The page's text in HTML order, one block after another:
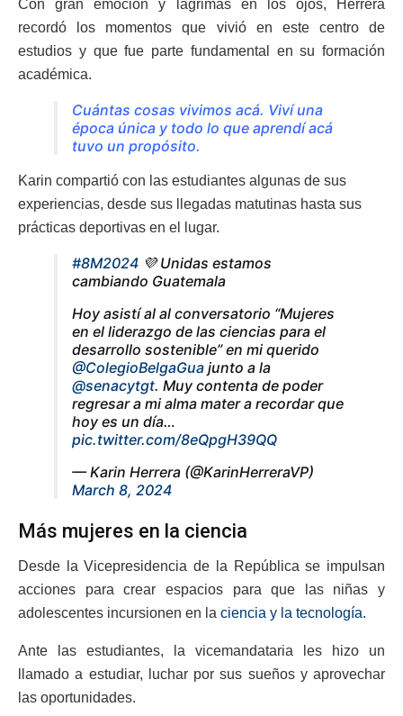
Con gran emoción y lágrimas en los ojos, Herrera
recordó los momentos que vivió en este centro de
estudios y que fue parte fundamental en su formación
académica.
Cuántas cosas vivimos acá. Viví una
época única y todo lo que aprendí acá
tuvo un propósito.
Karin compartió con las estudiantes algunas de sus
experiencias, desde sus llegadas matutinas hasta sus
prácticas deportivas en el lugar.
#8M2024 💜 Unidas estamos
cambiando Guatemala
Hoy asistí al al conversatorio “Mujeres
en el liderazgo de las ciencias para el
desarrollo sostenible” en mi querido
@ColegioBelgaGua junto a la
@senacytgt. Muy contenta de poder
regresar a mi alma mater a recordar que
hoy es un día…
pic.twitter.com/8eQpgH39QQ
— Karin Herrera (@KarinHerreraVP)
March 8, 2024
Más mujeres en la ciencia
Desde la Vicepresidencia de la República se impulsan
acciones para crear espacios para que las niñas y
adolescentes incursionen en la ciencia y la tecnología.
Ante las estudiantes, la vicemandataria les hizo un
llamado a estudiar, luchar por sus sueños y aprovechar
las oportunidades.